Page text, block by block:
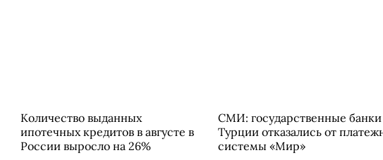
Количество выданных
ипотечных кредитов в августе в
России выросло на 26%
СМИ: государственные банки
Турции отказались от
системы «Мир»